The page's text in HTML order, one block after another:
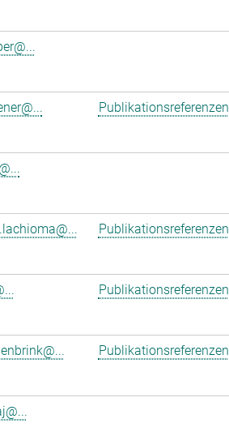
Publikationsreferenzen
Publikationsreferenzen
Publikationsreferenzen
Publikationsreferenzen